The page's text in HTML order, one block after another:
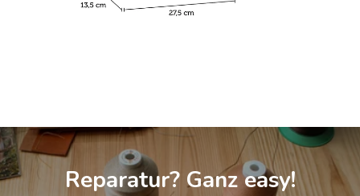
Reparatur? Ganz easy!